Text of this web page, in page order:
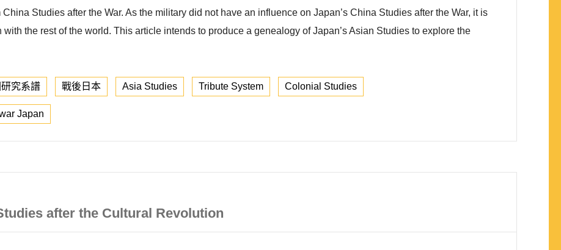
Studies after the War. As the military did not have an influence on Japan’s China Studies after the War, it is
the rest of the world. This article intends to produce a genealogy of Japan’s Asian Studies to explore the
究系譜 戰後日本 Asia Studies Tribute System Colonial Studies
Japan
after the Cultural Revolution